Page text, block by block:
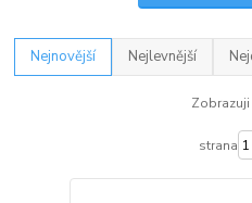
Nejnovější Nejlevnější
Zobrazuji
strana